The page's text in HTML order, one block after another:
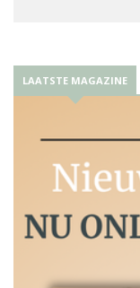
LAATSTE MAGAZINE